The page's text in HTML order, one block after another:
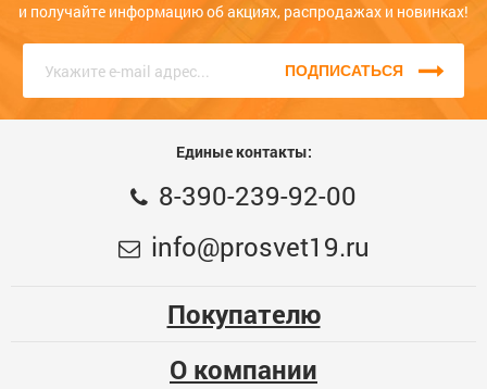
и получайте информацию об акциях, распродажах и новинках!
ПОДПИСАТЬСЯ
Единые контакты:
8-390-239-92-00
info@prosvet19.ru
Покупателю
О компании